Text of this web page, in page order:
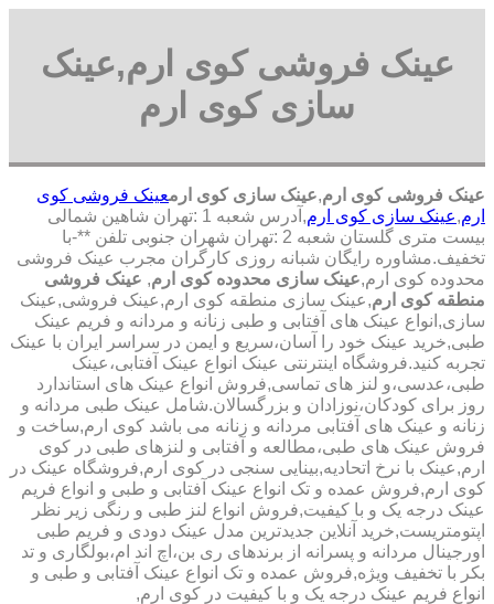
عینک فروشی کوی ارم,عینک
سازی کوی ارم
عینک فروشی کوی ارم,عینک سازی کوی ارمعینک فروشی کوی
ارم,عینک سازی کوی ارم
,آدرس شعبه 1 :تهران شاهین شمالی
بیست متری گلستان شعبه 2 :تهران شهران جنوبی تلفن **-با
تخفیف.مشاوره رایگان شبانه روزی کارگران مجرب عینک فروشی
محدوده کوی ارم,عینک سازی محدوده کوی ارم, عینک فروشی
منطقه کوی ارم,عینک سازی منطقه کوی ارم,عینک فروشی,عینک
سازی,انواع عینک های آفتابی و طبی زنانه و مردانه و فریم عینک
طبی,خرید عینک خود را آسان،سریع و ایمن در سراسر ایران با عینک
تجربه کنید.فروشگاه اینترنتی عینک انواع عینک آفتابی،عینک
طبی،عدسی،و لنز های تماسی,فروش انواع عینک های استاندارد
روز برای کودکان،نوزادان و بزرگسالان.شامل عینک طبی مردانه و
زنانه و عینک های آفتابی مردانه و زنانه می باشد کوی ارم,ساخت و
فروش عینک های طبی،مطالعه و آفتابی و لنزهای طبی در کوی
ارم,عینک با نرخ اتحادیه,بینایی سنجی در کوی ارم,فروشگاه عینک در
کوی ارم,فروش عمده و تک انواع عینک آفتابی و طبی و انواع فریم
عینک درجه یک و با کیفیت,فروش انواع لنز طبی و رنگی زیر نظر
اپتومتریست,خرید آنلاین جدیدترین مدل عینک دودی و فریم طبی
اورجینال مردانه و پسرانه از برندهای ری بن،اچ اند ام،بولگاری و تد
بکر با تخفیف ویژه,فروش عمده و تک انواع عینک آفتابی و طبی و
انواع فریم عینک درجه یک و با کیفیت در کوی ارم,